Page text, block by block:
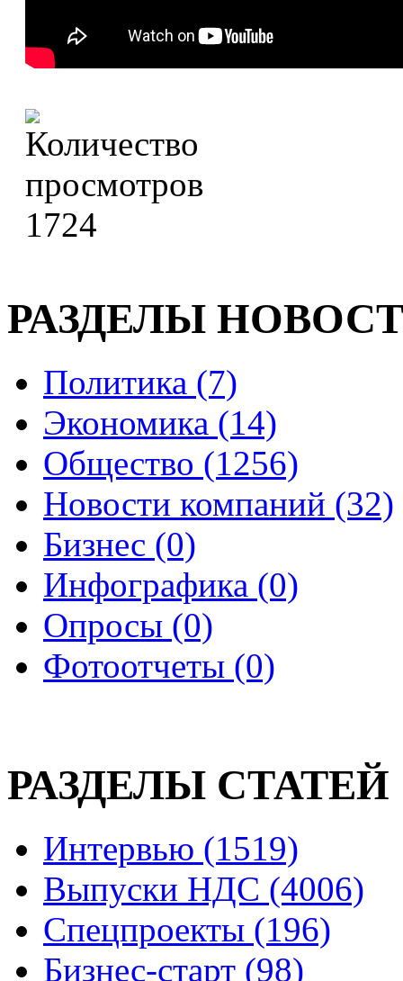
1724
РАЗДЕЛЫ
Политика (7)
Экономика (14)
Общество (1256)
Новости компаний (32)
Бизнес (0)
Инфографика (0)
Опросы (0)
Фотоотчеты (0)
РАЗДЕЛЫ СТАТЕЙ
Интервью (1519)
Выпуски НДС (4006)
Спецпроекты (196)
Бизнес-старт (98)